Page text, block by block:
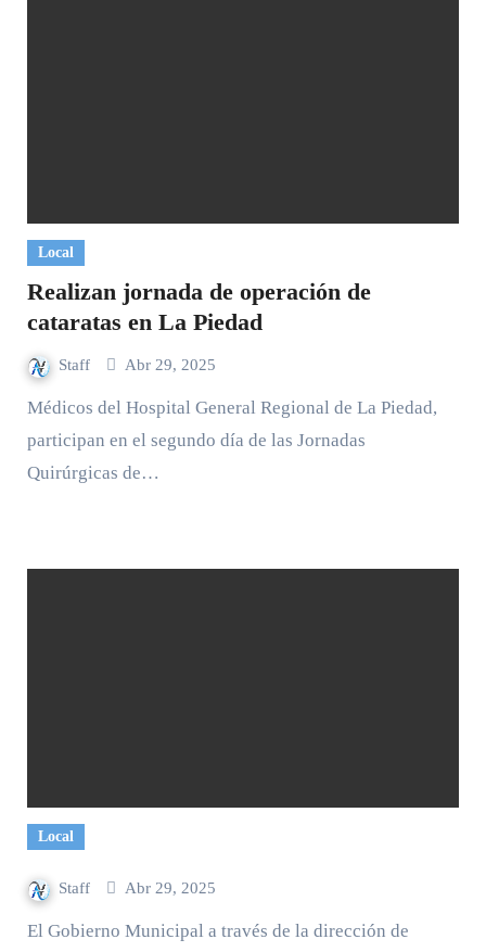
Local
Realizan jornada de operación de
cataratas en La Piedad
Staff Abr 29, 2025
Médicos del Hospital General Regional de La Piedad,
participan en el segundo día de las Jornadas
Quirúrgicas de…
Local
Staff Abr 29, 2025
El Gobierno Municipal a través de la dirección de